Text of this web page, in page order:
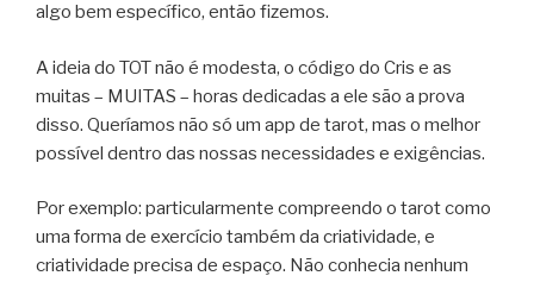
algo bem específico, então fizemos.
A ideia do TOT não é modesta, o código do Cris e as
muitas – MUITAS – horas dedicadas a ele são a prova
disso. Queríamos não só um app de tarot, mas o melhor
possível dentro das nossas necessidades e exigências.
Por exemplo: particularmente compreendo o tarot como
uma forma de exercício também da criatividade, e
criatividade precisa de espaço. Não conhecia nenhum